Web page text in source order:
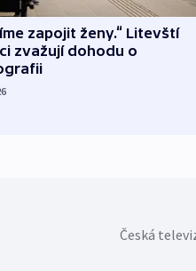
zapojit ženy.“ Litevští
zvažují dohodu o
Česká